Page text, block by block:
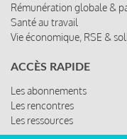
Rémunération globale &
Santé au travail
Vie économique, RSE &
ACCÈS RAPIDE
Les abonnements
Les rencontres
Les ressources